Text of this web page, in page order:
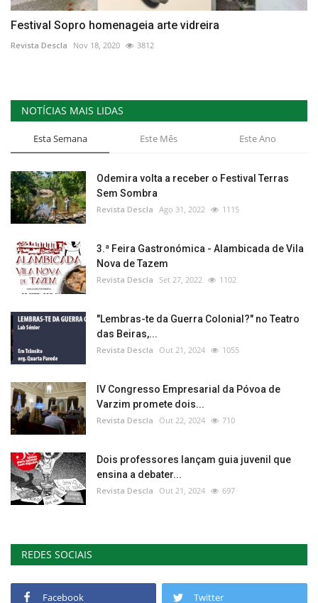
Festival Sopro homenageia arte vidreira
Revista Descla Nov 18, 2020 3812
NOTÍCIAS MAIS LIDAS
Esta Semana Este Mês Este Ano
Odemira volta a receber o Festival Terras
Sem Sombra
Revista Descla Ago 31, 2022 1115
3.ª Feira Gastronómica - Alambicada de Vila
Nova de Tazem
Revista Descla Set 27, 2022 1102
"Lembras-te da Guerra Colonial?" no Teatro
das Beiras,...
Revista Descla Out 21, 2024 1055
IV Congresso Empresarial da Póvoa de
Varzim promete dois...
Revista Descla Out 22, 2024 710
Dois professores lançam guia juvenil que
ensina a debater...
Revista Descla Out 21, 2024 697
REDES SOCIAIS
Facebook Twitter